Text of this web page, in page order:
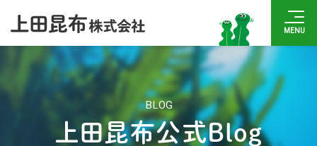
BLOG
上田昆布公式Blog